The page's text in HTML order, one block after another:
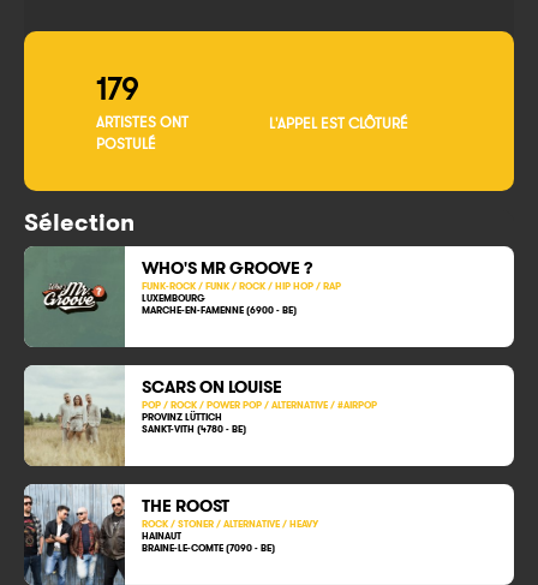
179
ARTISTES ONT
POSTULÉ
L'APPEL EST CLÔTURÉ
Sélection
WHO'S MR GROOVE ?
FUNK-ROCK / FUNK / ROCK / HIP HOP / RAP
LUXEMBOURG
MARCHE-EN-FAMENNE (6900 - BE)
SCARS ON LOUISE
POP / ROCK / POWER POP / ALTERNATIVE / #AIRPOP
PROVINZ LÜTTICH
SANKT-VITH (4780 - BE)
THE ROOST
ROCK / STONER / ALTERNATIVE / HEAVY
HAINAUT
BRAINE-LE-COMTE (7090 - BE)